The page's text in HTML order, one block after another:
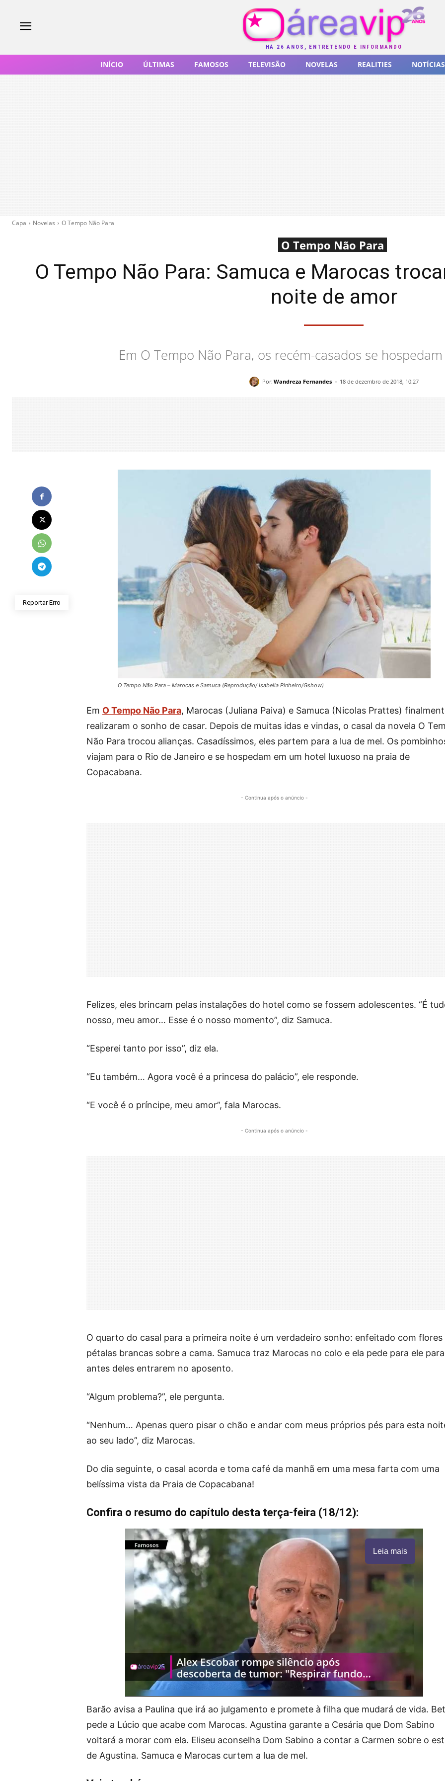
HÁ 26 ANOS, ENTRETENDO E INFORMANDO
INÍCIO ÚLTIMAS FAMOSOS TELEVISÃO NOVELAS REALITIES NOTÍCIAS
Capa Novelas O Tempo Não Para
O Tempo Não Para
O Tempo Não Para: Samuca e Marocas
noite de amor
Em O Tempo Não Para, os recém-casados se
Por: Wandreza Fernandes - 18 de dezembro de 2018, 10:27
Reportar Erro
O Tempo Não Para – Marocas e Samuca (Reprodução/ Isabella Pinheiro/Gshow)
Em O Tempo Não Para, Marocas (Juliana Paiva) e Samuca (Nicolas Prattes)
realizaram o sonho de casar. Depois de muitas idas e vindas, o casal da novela O
Não Para trocou alianças. Casadíssimos, eles partem para a lua de mel. Os
viajam para o Rio de Janeiro e se hospedam em um hotel luxuoso na praia de
Copacabana.
- Continua após o anúncio -
Felizes, eles brincam pelas instalações do hotel como se fossem adolescentes. “É
nosso, meu amor… Esse é o nosso momento”, diz Samuca.
“Esperei tanto por isso”, diz ela.
“Eu também… Agora você é a princesa do palácio”, ele responde.
“E você é o príncipe, meu amor”, fala Marocas.
- Continua após o anúncio -
O quarto do casal para a primeira noite é um verdadeiro sonho: enfeitado com flores
pétalas brancas sobre a cama. Samuca traz Marocas no colo e ela pede para ele
antes deles entrarem no aposento.
“Algum problema?”, ele pergunta.
“Nenhum… Apenas quero pisar o chão e andar com meus próprios pés para esta
ao seu lado”, diz Marocas.
Do dia seguinte, o casal acorda e toma café da manhã em uma mesa farta com uma
belíssima vista da Praia de Copacabana!
Confira o resumo do capítulo desta terça-feira (18/12):
Leia mais
Barão avisa a Paulina que irá ao julgamento e promete à filha que mudará de vida.
pede a Lúcio que acabe com Marocas. Agustina garante a Cesária que Dom Sabino
voltará a morar com ela. Eliseu aconselha Dom Sabino a contar a Carmen sobre o
de Agustina. Samuca e Marocas curtem a lua de mel.